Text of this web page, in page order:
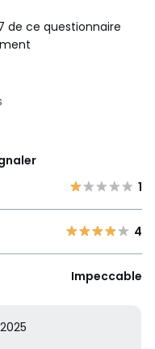
de ce questionnaire
1
4
Impeccable